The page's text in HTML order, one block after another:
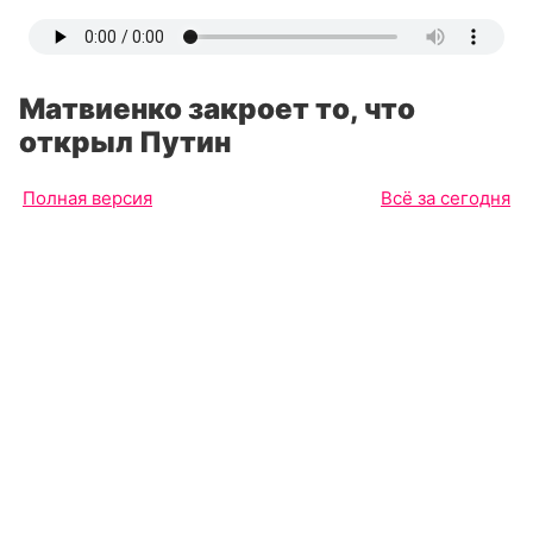
Матвиенко закроет то, что
открыл Путин
Полная версия Всё за сегодня